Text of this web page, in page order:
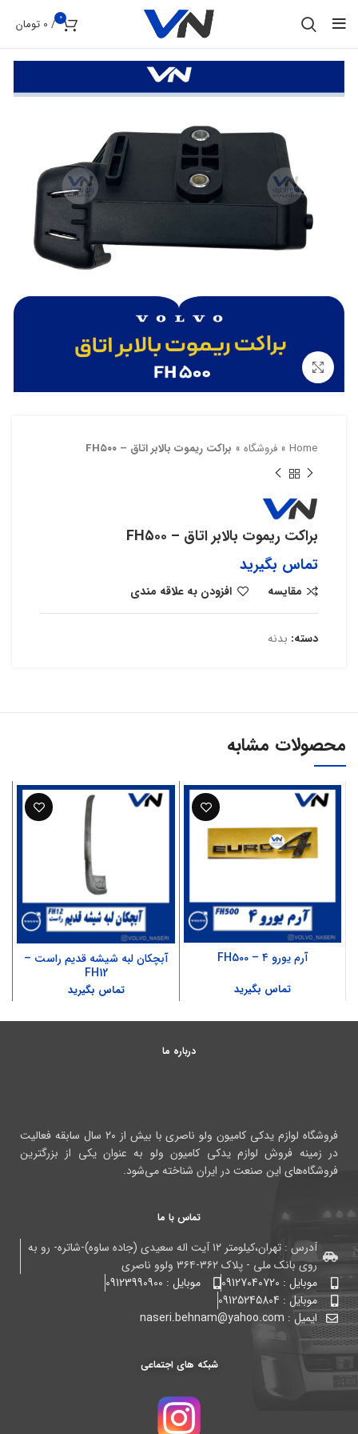
0
/
0 تومان
Home
» فروشگاه » براکت ریموت بالابر اتاق – FH۵۰۰
براکت ریموت بالابر اتاق – FH۵۰۰
تماس بگیرید
مقایسه افزودن به علاقه مندی
دسته: بدنه
محصولات مشابه
آرم یورو ۴ – FH500
تماس بگیرید
آبچکان لبه شیشه قدیم راست –
FH12
تماس بگیرید
درباره ما
فروشگاه لوازم یدکی کامیون ولو ناصری با بیش از ۲۰ سال سابقه فعالیت
در زمینه فروش لوازم یدکی کامیون ولو به عنوان یکی از بزرگترین
فروشگاه‌های این صنعت در ایران شناخته می‌شود.
تماس با ما
آدرس : تهران،کیلومتر ۱۲ آیت اله سعیدی (جاده ساوه)-شاتره- رو به
روی بانک ملی - پلاک ۳۶۲-۳۶۴ ولوو ناصری
موبایل : 09127040720
موبایل : 09123990900
موبایل : 09125245804
ایمیل : naseri.behnam@yahoo.com
شبکه های اجتماعی